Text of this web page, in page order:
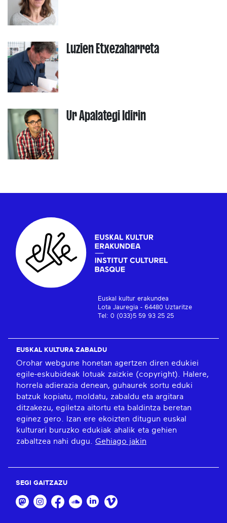
Luzien Etxezaharreta
Ur Apalategi Idirin
Euskal kultur erakundea
Lota Jauregia - 64480 Uztaritze
Tel: 0 (033)5 59 93 25 25
EUSKAL KULTURA ZABALDU
Orohar webgune honetan agertzen diren edukiei
egile-eskubideak lotuak zaizkie (copyright). Halere,
horrela adierazia denean, guhaurek sortu eduki
batzuk kopiatu, moldatu, zabaldu eta argitara
ditzakezu, egiletza aitortu eta baldintza beretan
eginez gero. Izan ere ekoizten ditugun euskal
kulturari buruzko edukiak ahalik eta gehien
zabaltzea nahi dugu. Gehiago jakin
SEGI GAITZAZU